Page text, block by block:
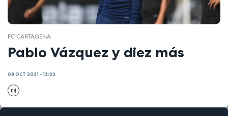
FC CARTAGENA
Pablo Vázquez y diez más
08 OCT 2021 - 13:33